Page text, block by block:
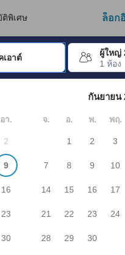
พิเศษ ล็อก
อเลือก
เอาต์
ผู้ใหญ่
1 ห้อง
กวันเช็คอินและเช็คเอาต์ เมื่อ
อา.
2
9
16
23
30
กันยายน
จ. อ. พ. พฤ.
1 2 3
7 8 9 10
14 15 16 17
21 22 23 24
28 29 30
ดงบน JAPANiCAN จึงมาจาก